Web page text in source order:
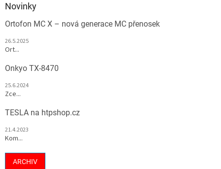
Novinky
Ortofon MC X – nová generace MC přenosek
26.5.2025
Ort...
Onkyo TX-8470
25.6.2024
Zce...
TESLA na htpshop.cz
21.4.2023
Kom...
ARCHIV